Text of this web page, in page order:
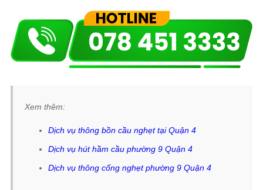
Xem thêm:
Dịch vụ thông bồn cầu nghẹt tại Quận 4
Dịch vụ hút hầm cầu phường 9 Quận 4
Dịch vụ thông cống nghẹt phường 9 Quận 4